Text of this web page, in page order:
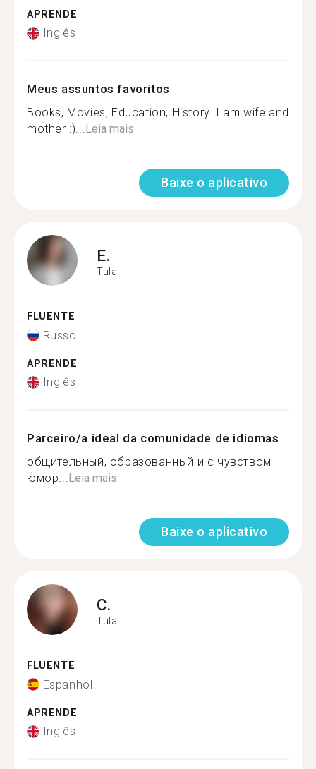
APRENDE
Inglês
Meus assuntos favoritos
Books, Movies, Education, History. I am wife and
mother :)...Leia mais
Baixe o aplicativo
E.
Tula
FLUENTE
Russo
APRENDE
Inglês
Parceiro/a ideal da comunidade de idiomas
общительный, образованный и с чувством
юмор...Leia mais
Baixe o aplicativo
C.
Tula
FLUENTE
Espanhol
APRENDE
Inglês